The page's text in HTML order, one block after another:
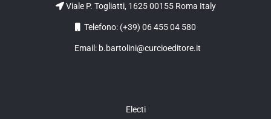
Viale P. Togliatti, 1625 00155 Roma Italy
Telefono: (+39) 06 455 04 580
Email: b.bartolini@curcioeditore.it
Electi